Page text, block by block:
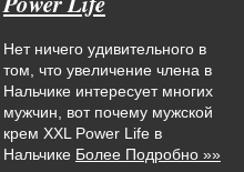
Нет ничего удивительного в
том, что увеличение члена в
Нальчике интересует многих
мужчин, вот почему мужской
крем XXL Power Life в
Нальчике Более Подробно »»